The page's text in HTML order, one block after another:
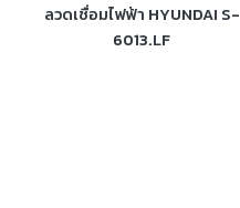
ลวดเชื่อมไฟฟ้า HYUNDAI S-
6013.LF